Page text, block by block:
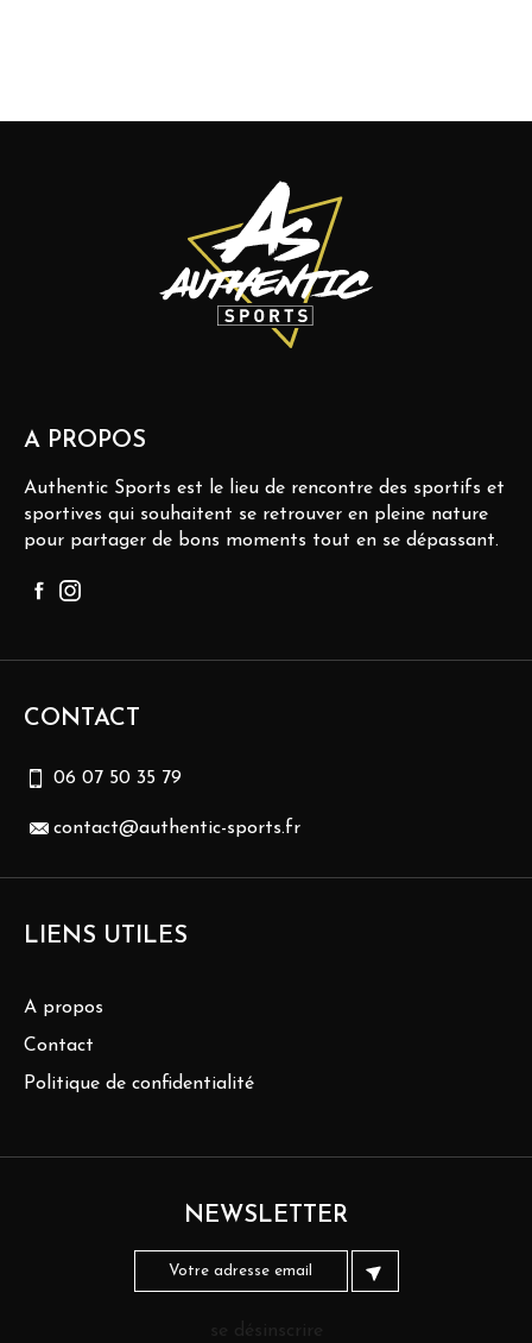
A PROPOS
Authentic Sports est le lieu de rencontre des sportifs et
sportives qui souhaitent se retrouver en pleine nature
pour partager de bons moments tout en se dépassant.
CONTACT
06 07 50 35 79
contact@authentic-sports.fr
LIENS UTILES
A propos
Contact
Politique de confidentialité
NEWSLETTER